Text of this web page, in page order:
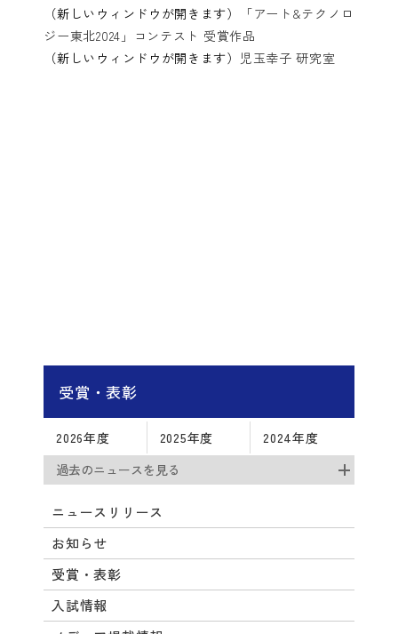
（新しいウィンドウが開きます）
「アート&テクノロ
ジー東北2024」コンテスト 受賞作品
（新しいウィンドウが開きます） 児玉幸子 研究室
受賞・表彰
2026年度 2025年度
2024年度
過去のニュースを見る
ニュースリリース
お知らせ
受賞・表彰
入試情報